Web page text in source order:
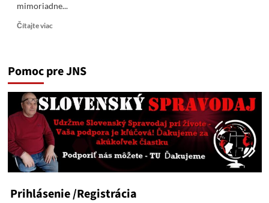
mimoriadne...
Čítajte viacRead
Hurikán
zasiahol
Kubu
Jamajku
Pomoc pre JNS
Prihlásenie/Registrácia